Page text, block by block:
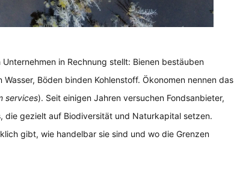
in Rechnung stellt: Bienen bestäuben
Böden binden Kohlenstoff. Ökonomen nennen das
services). Seit einigen Jahren versuchen Fondsanbieter,
die gezielt auf Biodiversität und Naturkapital setzen.
gibt, wie handelbar sie sind und wo die Grenzen